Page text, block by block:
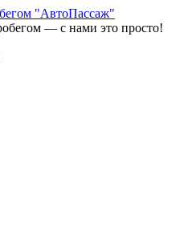
— с нами это просто!